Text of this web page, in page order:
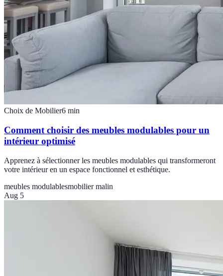
Choix de Mobilier6 min
Comment choisir des meubles modulables pour un
intérieur optimisé
Apprenez à sélectionner les meubles modulables qui transformeront
votre intérieur en un espace fonctionnel et esthétique.
meubles modulablesmobilier malin
Aug 5